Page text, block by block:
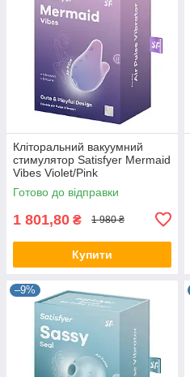
Кліторальний вакуумний
стимулятор Satisfyer Mermaid
Vibes Violet/Pink
Готово до відправки
1 801,80 ₴ 1 980 ₴
Купити
–9%